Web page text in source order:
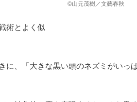
©山元茂樹／文藝春秋
術とよく似
、「大きな黒い頭のネズミがいっ